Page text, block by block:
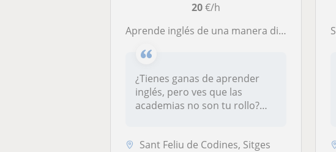
20€/h
Aprende inglés de una manera dinámica y divertida con una nativa con mucha experiencia (Opción online también)
¿Tienes ganas de aprender
inglés, pero ves que las
academias no son tu rollo?
Sant Feliu de Codines, Sitges